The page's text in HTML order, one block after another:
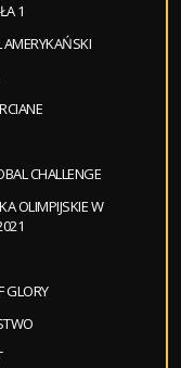
1
AMERYKAŃSKI
CHALLENGE
OLIMPIJSKIE W
GLORY